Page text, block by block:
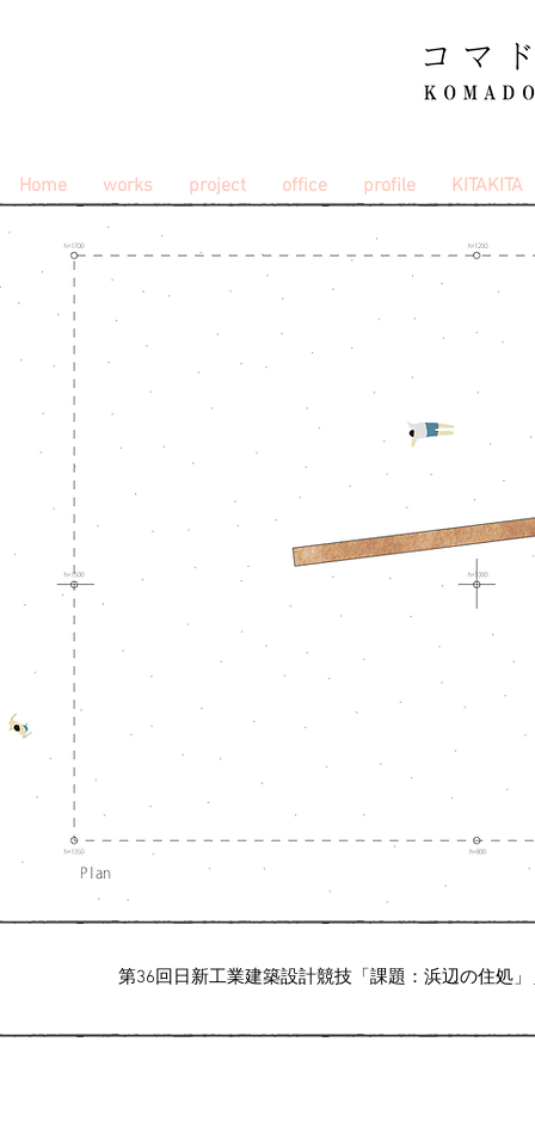
Home works project office profile KITAKITA
第36回日新工業建築設計競技「課題：浜辺の住処